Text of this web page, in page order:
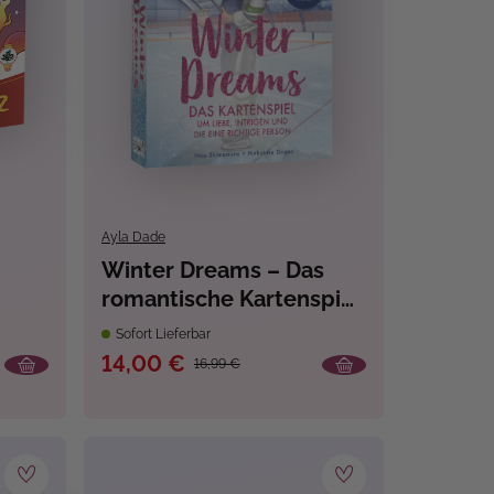
Ayla Dade
Winter Dreams – Das
romantische Kartenspiel
um Liebe, Intrigen und
die eine richtige Person
Sofort Lieferbar
16,99 €
14,00 €